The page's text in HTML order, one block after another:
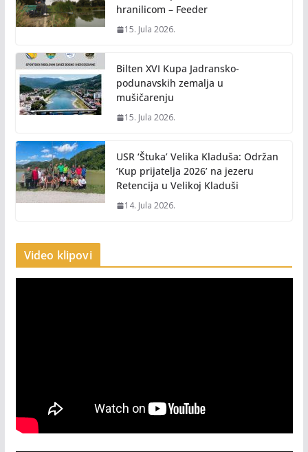
hranilicom – Feeder
15. Jula 2026.
Bilten XVI Kupa Jadransko-
podunavskih zemalja u
mušičarenju
15. Jula 2026.
USR ‘Štuka’ Velika Kladuša: Održan
‘Kup prijatelja 2026’ na jezeru
Retencija u Velikoj Kladuši
14. Jula 2026.
Video klipovi